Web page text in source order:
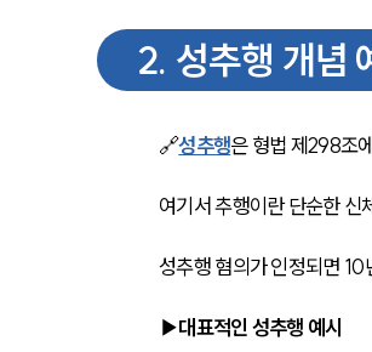
2. 성추행 개념
🔗성추행은 형법 제298조
여기서 추행이란 단순한 신
성추행 혐의가 인정되면
▶대표적인 성추행 예시